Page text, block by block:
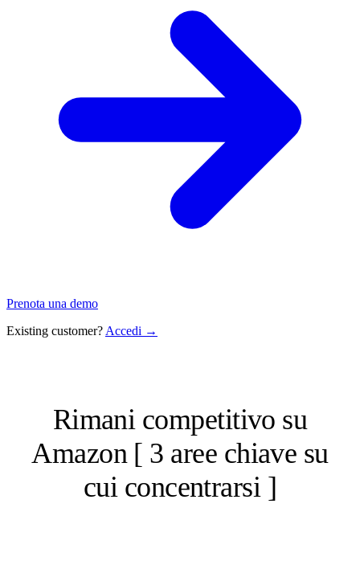
Prenota una demo
Existing customer? Accedi →
Rimani competitivo su
Amazon [ 3 aree chiave su
cui concentrarsi ]